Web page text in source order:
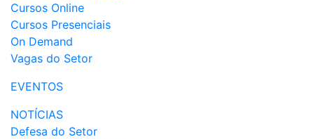
Cursos Online
Cursos Presenciais
On Demand
Vagas do Setor
EVENTOS
NOTÍCIAS
Defesa do Setor